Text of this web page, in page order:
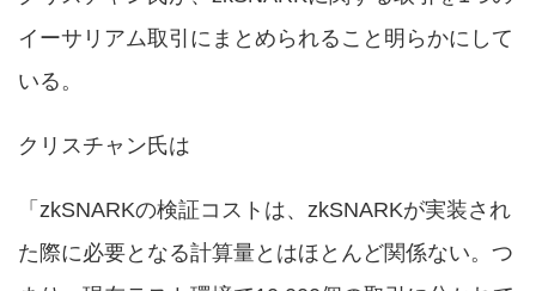
イーサリアム取引にまとめられること明らかにして
いる。
クリスチャン氏は
「zkSNARKの検証コストは、zkSNARKが実装され
た際に必要となる計算量とはほとんど関係ない。つ